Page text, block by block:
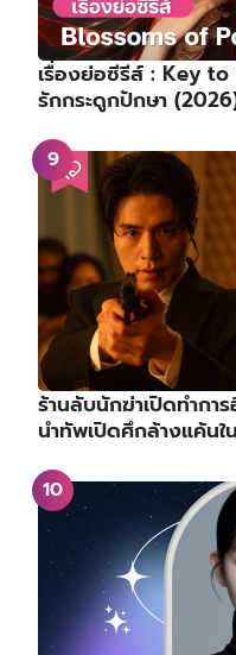
เรื่องย่อซีรีส์ : Key
รักกระดูกปักษา
ร้านลับนักฆ่าเปิดทำก
นำทัพเปิดศึกล้างแค้น